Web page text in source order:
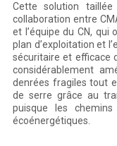
Cette solution
collaboration entre
et l’équipe du CN,
plan d’exploitation et
sécuritaire et efficace
considérablement
denrées fragiles tout
de serre grâce au
puisque les
écoénergétiques.